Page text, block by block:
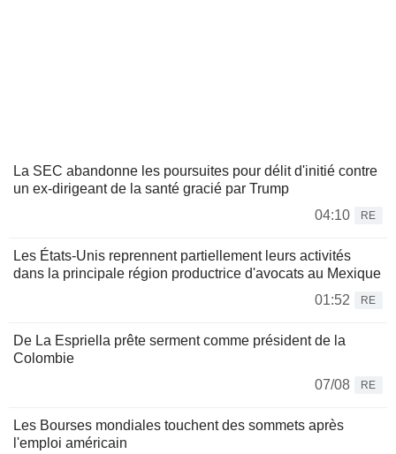
La SEC abandonne les poursuites pour délit d'initié contre
un ex-dirigeant de la santé gracié par Trump
04:10
RE
Les États-Unis reprennent partiellement leurs activités
dans la principale région productrice d'avocats au Mexique
01:52
RE
De La Espriella prête serment comme président de la
Colombie
07/08
RE
Les Bourses mondiales touchent des sommets après
l'emploi américain